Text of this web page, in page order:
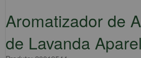
Aromatizador de
de Lavanda